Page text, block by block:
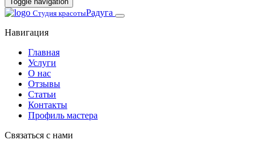
Студия красотыРадуга
Навигация
Главная
Услуги
О нас
Отзывы
Статьи
Контакты
Профиль мастера
Связаться с нами